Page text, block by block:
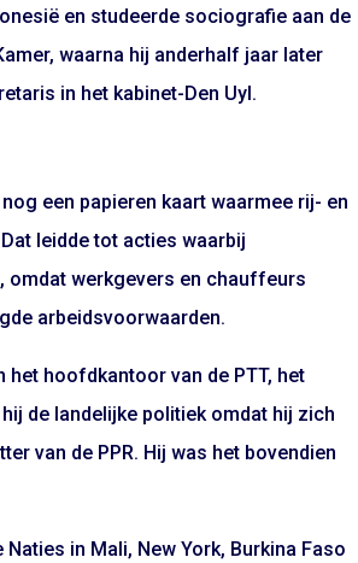
en studeerde sociografie aan de
waarna hij anderhalf jaar later
in het kabinet-Den Uyl.
een papieren kaart waarmee rij- en
leidde tot acties waarbij
werkgevers en chauffeurs
arbeidsvoorwaarden.
hoofdkantoor van de PTT, het
de landelijke politiek omdat hij zich
van de PPR. Hij was het bovendien
in Mali, New York, Burkina Faso